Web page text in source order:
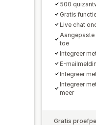
500
Gratis
Live chat
Aangepaste
toe
Integreer
E-
Integreer
Integreer
meer
Gratis